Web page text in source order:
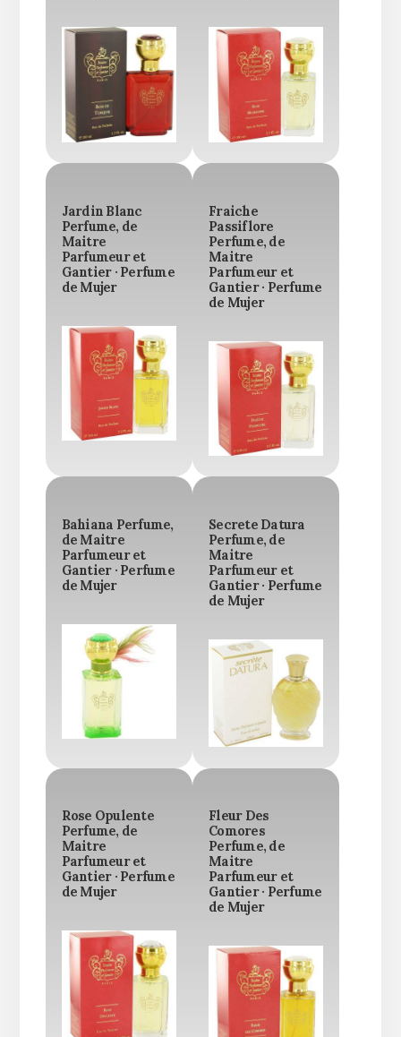
Jardin Blanc
Perfume, de
Maitre
Parfumeur et
Gantier · Perfume
de Mujer
Fraiche
Passiflore
Perfume, de
Maitre
Parfumeur et
Gantier · Perfume
de Mujer
Bahiana Perfume,
de Maitre
Parfumeur et
Gantier · Perfume
de Mujer
Secrete Datura
Perfume, de
Maitre
Parfumeur et
Gantier · Perfume
de Mujer
Rose Opulente
Perfume, de
Maitre
Parfumeur et
Gantier · Perfume
de Mujer
Fleur Des
Comores
Perfume, de
Maitre
Parfumeur et
Gantier · Perfume
de Mujer